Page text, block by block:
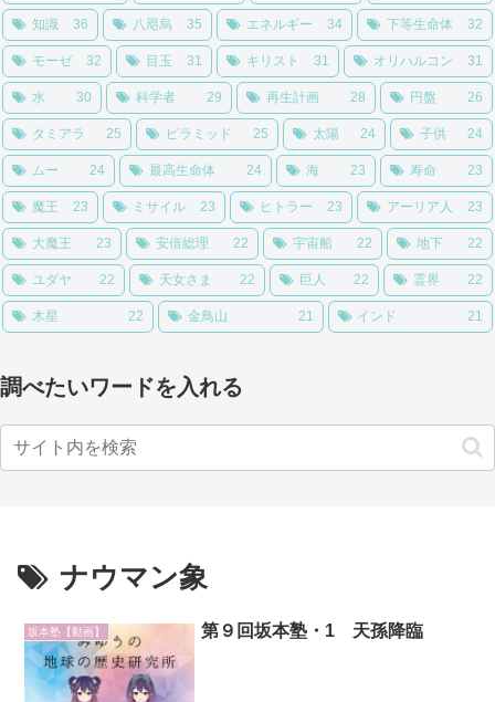
知識 36 八咫烏 35 エネルギー 34 下等生命体 32
モーゼ 32 目玉 31 キリスト 31 オリハルコン 31
水 30 科学者 29 再生計画 28 円盤 26
タミアラ 25 ピラミッド 25 太陽 24 子供 24
ムー 24 最高生命体 24 海 23 寿命 23
魔王 23 ミサイル 23 ヒトラー 23 アーリア人 23
大魔王 23 安倍総理 22 宇宙船 22 地下 22
ユダヤ 22 天女さま 22 巨人 22 霊界 22
木星 22 金鳥山 21 インド 21
調べたいワードを入れる
ナウマン象
坂本塾【動画】 第９回坂本塾・1 天孫降臨